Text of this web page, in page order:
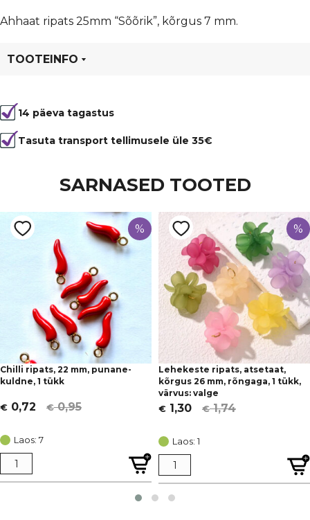
Ahhaat ripats 25mm “Sõõrik”, kõrgus 7 mm.
TOOTEINFO
Värvus
Roosa
Kuju
ripats, ümmargune
Ahhaat
14 päeva tagastus
Tasuta transport tellimusele üle 35€
SARNASED TOOTED
%
Chilli ripats, 22 mm, punane-
kuldne, 1 tükk
€0,95
Algne
oli:
€ 0,95.
€ 0,72
Current
is:
€ 0,72.
Laos: 7
%
Lehekeste ripats, atsetaat,
kõrgus 26 mm, rõngaga, 1 tükk,
värvus: valge
€1,74
Algne
oli:
€ 1,74.
€ 1,30
Current
is:
€ 1,30.
Laos: 1